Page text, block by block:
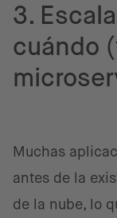
3.
cuándo
Muchas
antes de la
de la nube, lo